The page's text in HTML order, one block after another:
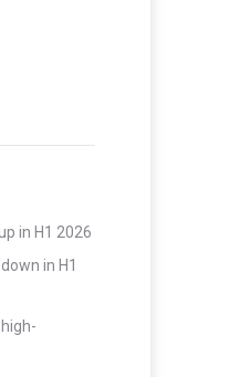
in H1 2026
in H1